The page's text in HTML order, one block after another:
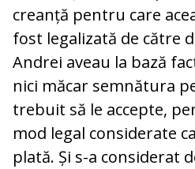
creanță pentru care
fost legalizată de către
Andrei aveau la bază
nici măcar semnătura
trebuit să le accepte,
mod legal considerate
plată. Și s-a considerat